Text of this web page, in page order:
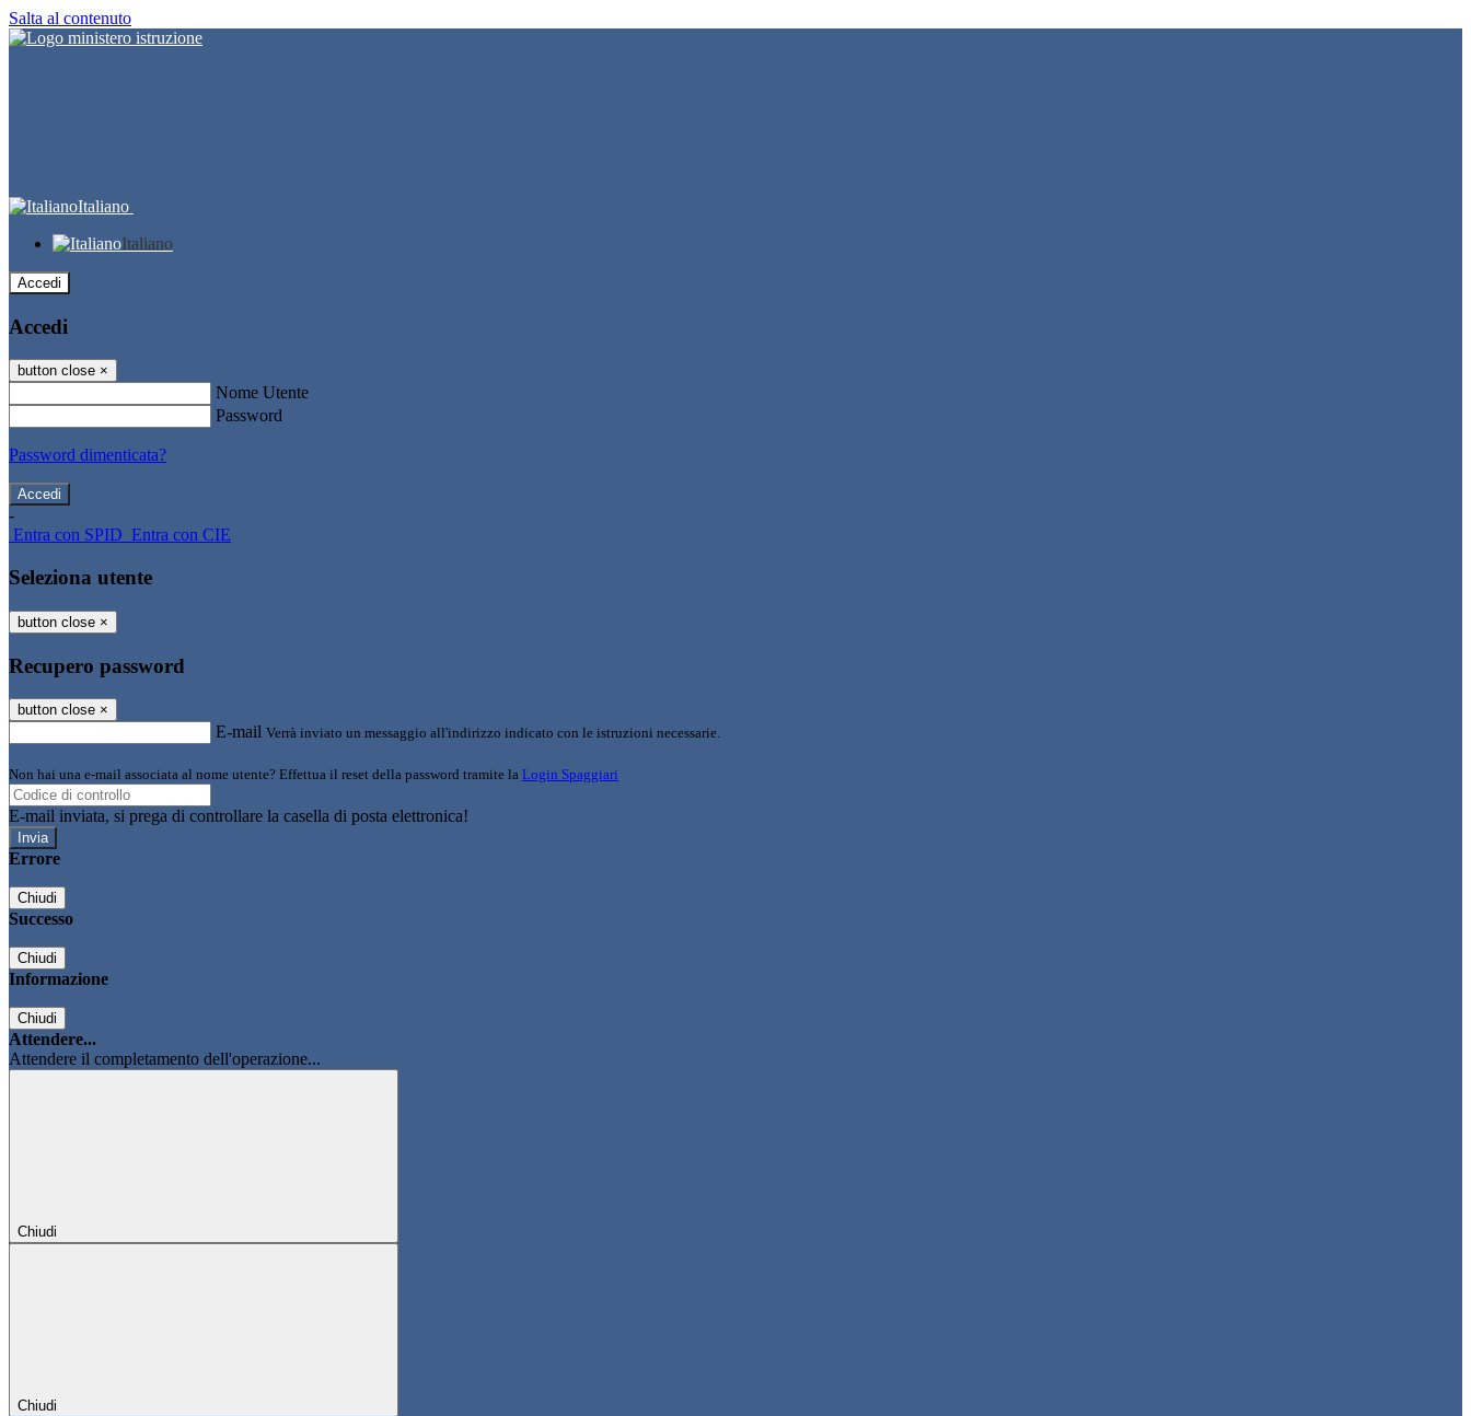
Salta al contenuto
Italiano
Italiano
Accedi
Accedi
button close ×
Nome Utente
Password
Password dimenticata?
-
Entra con SPID Entra con CIE
Seleziona utente
button close ×
Recupero password
button close ×
E-mail Verrà inviato un messaggio all'indirizzo indicato con le istruzioni necessarie.
Non hai una e-mail associata al nome utente? Effettua il reset della password tramite la Login Spaggiari
E-mail inviata, si prega di controllare la casella di posta elettronica!
Errore
Chiudi
Successo
Chiudi
Informazione
Chiudi
Attendere...
Attendere il completamento dell'operazione...
Chiudi
Chiudi